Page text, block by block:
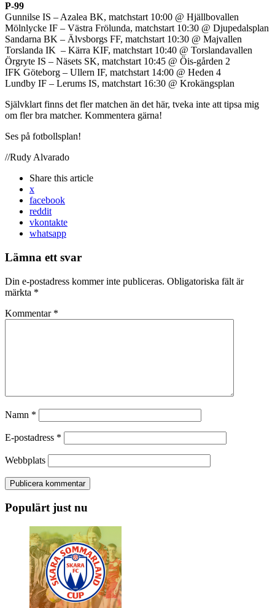
P-99
Gunnilse IS – Azalea BK, matchstart 10:00 @ Hjällbovallen
Mölnlycke IF – Västra Frölunda, matchstart 10:30 @ Djupedalsplan
Sandarna BK – Älvsborgs FF, matchstart 10:30 @ Majvallen
Torslanda IK – Kärra KIF, matchstart 10:40 @ Torslandavallen
Örgryte IS – Näsets SK, matchstart 10:45 @ Öis-gården 2
IFK Göteborg – Ullern IF, matchstart 14:00 @ Heden 4
Lundby IF – Lerums IS, matchstart 16:30 @ Krokängsplan
Självklart finns det fler matchen än det här, tveka inte att tipsa mig
om fler bra matcher. Kommentera gärna!
Ses på fotbollsplan!
//Rudy Alvarado
Share this article
x
facebook
reddit
vkontakte
whatsapp
Lämna ett svar
Din e-postadress kommer inte publiceras. Obligatoriska fält är
märkta *
Kommentar *
Namn *
E-postadress *
Webbplats
Populärt just nu